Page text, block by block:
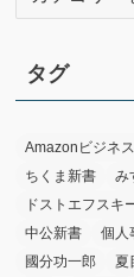
リ
ー
タグ
Amazonビジネス
ちくま新書
み
ドストエフスキ
中公新書
個人
國分功一郎
夏